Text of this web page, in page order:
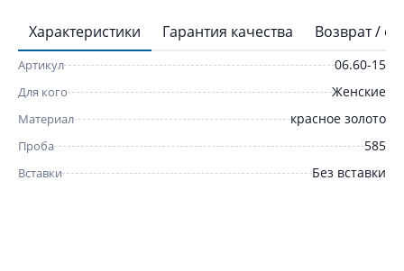
Характеристики Гарантия качества Возврат /
Артикул 06.60-15
Для кого Женские
Материал красное золото
Проба 585
Вставки Без вставки